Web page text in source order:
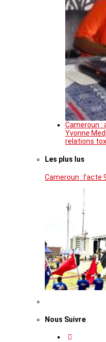
Cameroun :
Yvonne
relations
Les plus lus
Cameroun : l’acte
Nous Suivre